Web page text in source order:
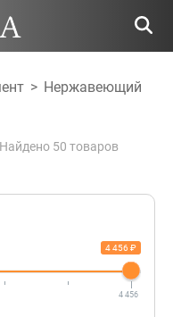
> Нержавеющий
Найдено 50 товаров
4 456 ₽
4 456